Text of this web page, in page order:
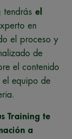
tendrás el
en
el proceso y
de
el contenido
equipo de
Training te
a